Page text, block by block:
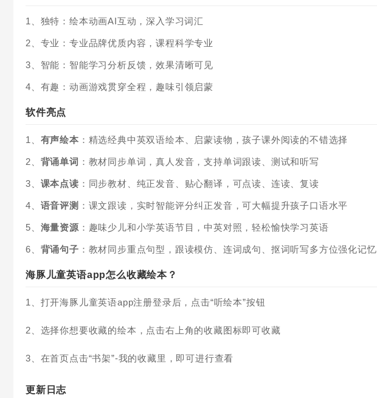
1、独特：绘本动画AI互动，深入学习词汇
2、专业：专业品牌优质内容，课程科学专业
3、智能：智能学习分析反馈，效果清晰可见
4、有趣：动画游戏贯穿全程，趣味引领启蒙
软件亮点
1、 有声绘本 ：精选经典中英双语绘本、启蒙读物，孩子课外阅读的不错选择
2、 背诵单词 ：教材同步单词，真人发音，支持单词跟读、测试和听写
3、 课本点读 ：同步教材、纯正发音、贴心翻译，可点读、连读、复读
4、 语音评测 ：课文跟读，实时智能评分纠正发音，可大幅提升孩子口语水平
5、 海量资源 ：趣味少儿和小学英语节目，中英对照，轻松愉快学习英语
6、 背诵句子 ：教材同步重点句型，跟读模仿、连词成句、抠词听写多方位强化记忆
海豚儿童英语app怎么收藏绘本？
1、打开海豚儿童英语app注册登录后，点击“听绘本”按钮
2、选择你想要收藏的绘本，点击右上角的收藏图标即可收藏
3、在首页点击“书架”-我的收藏里，即可进行查看
更新日志